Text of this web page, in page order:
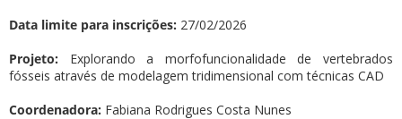
Data limite para inscrições: 27/02/2026
Projeto: Explorando a morfofuncionalidade de vertebrados
fósseis através de modelagem tridimensional com técnicas CAD
Coordenadora: Fabiana Rodrigues Costa Nunes